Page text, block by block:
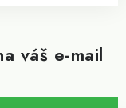
váš e-mail